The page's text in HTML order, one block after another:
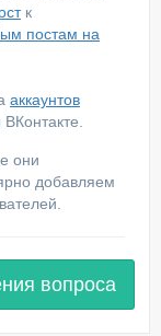
к
постам на
аккаунтов
они
добавляем
вопроса